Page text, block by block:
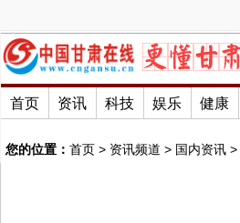
首页 资讯 科技 娱乐 健康
您的位置： 首页 > 资讯频道 > 国内资讯 >